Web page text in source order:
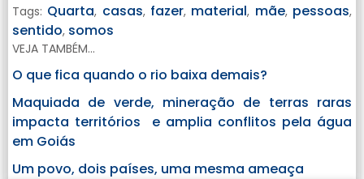
Tags: Quarta, casas, fazer, material, mãe, pessoas,
sentido, somos
VEJA TAMBÉM...
O que fica quando o rio baixa demais?
Maquiada de verde, mineração de terras raras
impacta territórios e amplia conflitos pela água
em Goiás
Um povo, dois países, uma mesma ameaça